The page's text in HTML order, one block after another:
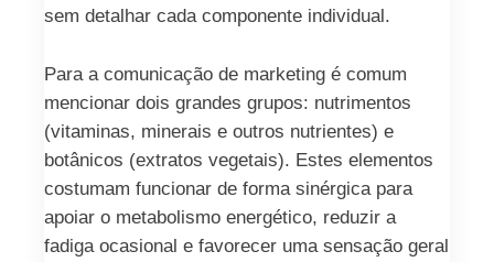
sem detalhar cada componente individual.
Para a comunicação de marketing é comum
mencionar dois grandes grupos: nutrimentos
(vitaminas, minerais e outros nutrientes) e
botânicos (extratos vegetais). Estes elementos
costumam funcionar de forma sinérgica para
apoiar o metabolismo energético, reduzir a
fadiga ocasional e favorecer uma sensação geral